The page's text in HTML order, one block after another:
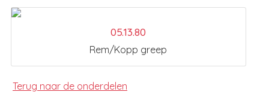
05.13.80
Rem/Kopp greep
Terug naar de onderdelen